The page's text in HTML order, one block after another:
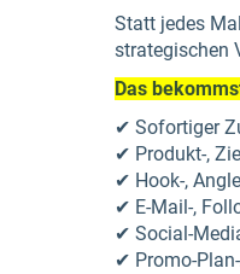
Statt jedes
strategischen
Das
✔ Sofortiger
✔ Produkt-,
✔ Hook-,
✔ E-Mail-,
✔ Social-
✔ Promo-